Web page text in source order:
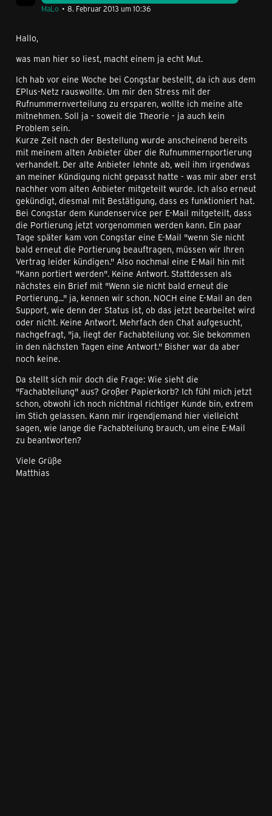
MaLo
8. Februar 2013 um 10:36
Hallo,
was man hier so liest, macht einem ja echt Mut.
Ich hab vor eine Woche bei Congstar bestellt, da ich aus dem
EPlus-Netz rauswollte. Um mir den Stress mit der
Rufnummernverteilung zu ersparen, wollte ich meine alte
mitnehmen. Soll ja - soweit die Theorie - ja auch kein
Problem sein.
Kurze Zeit nach der Bestellung wurde anscheinend bereits
mit meinem alten Anbieter über die Rufnummernportierung
verhandelt. Der alte Anbieter lehnte ab, weil ihm irgendwas
an meiner Kündigung nicht gepasst hatte - was mir aber erst
nachher vom alten Anbieter mitgeteilt wurde. Ich also erneut
gekündigt, diesmal mit Bestätigung, dass es funktioniert hat.
Bei Congstar dem Kundenservice per E-Mail mitgeteilt, dass
die Portierung jetzt vorgenommen werden kann. Ein paar
Tage später kam von Congstar eine E-Mail "wenn Sie nicht
bald erneut die Portierung beauftragen, müssen wir Ihren
Vertrag leider kündigen." Also nochmal eine E-Mail hin mit
"Kann portiert werden". Keine Antwort. Stattdessen als
nächstes ein Brief mit "Wenn sie nicht bald erneut die
Portierung..." ja, kennen wir schon. NOCH eine E-Mail an den
Support, wie denn der Status ist, ob das jetzt bearbeitet wird
oder nicht. Keine Antwort. Mehrfach den Chat aufgesucht,
nachgefragt, "ja, liegt der Fachabteilung vor. Sie bekommen
in den nächsten Tagen eine Antwort." Bisher war da aber
noch keine.
Da stellt sich mir doch die Frage: Wie sieht die
"Fachabteilung" aus? Großer Papierkorb? Ich fühl mich jetzt
schon, obwohl ich noch nichtmal richtiger Kunde bin, extrem
im Stich gelassen. Kann mir irgendjemand hier vielleicht
sagen, wie lange die Fachabteilung brauch, um eine E-Mail
zu beantworten?
Viele Grüße
Matthias